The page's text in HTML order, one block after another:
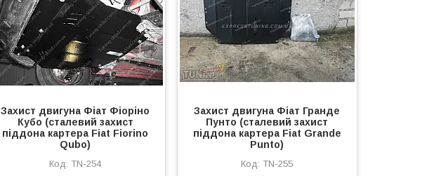
Захист двигуна Фіат Фіоріно
Кубо (сталевий захист
піддона картера Fiat Fiorino
Qubo)
TN-254
Захист двигуна Фіат Гранде
Пунто (сталевий захист
піддона картера Fiat Grande
Punto)
TN-255